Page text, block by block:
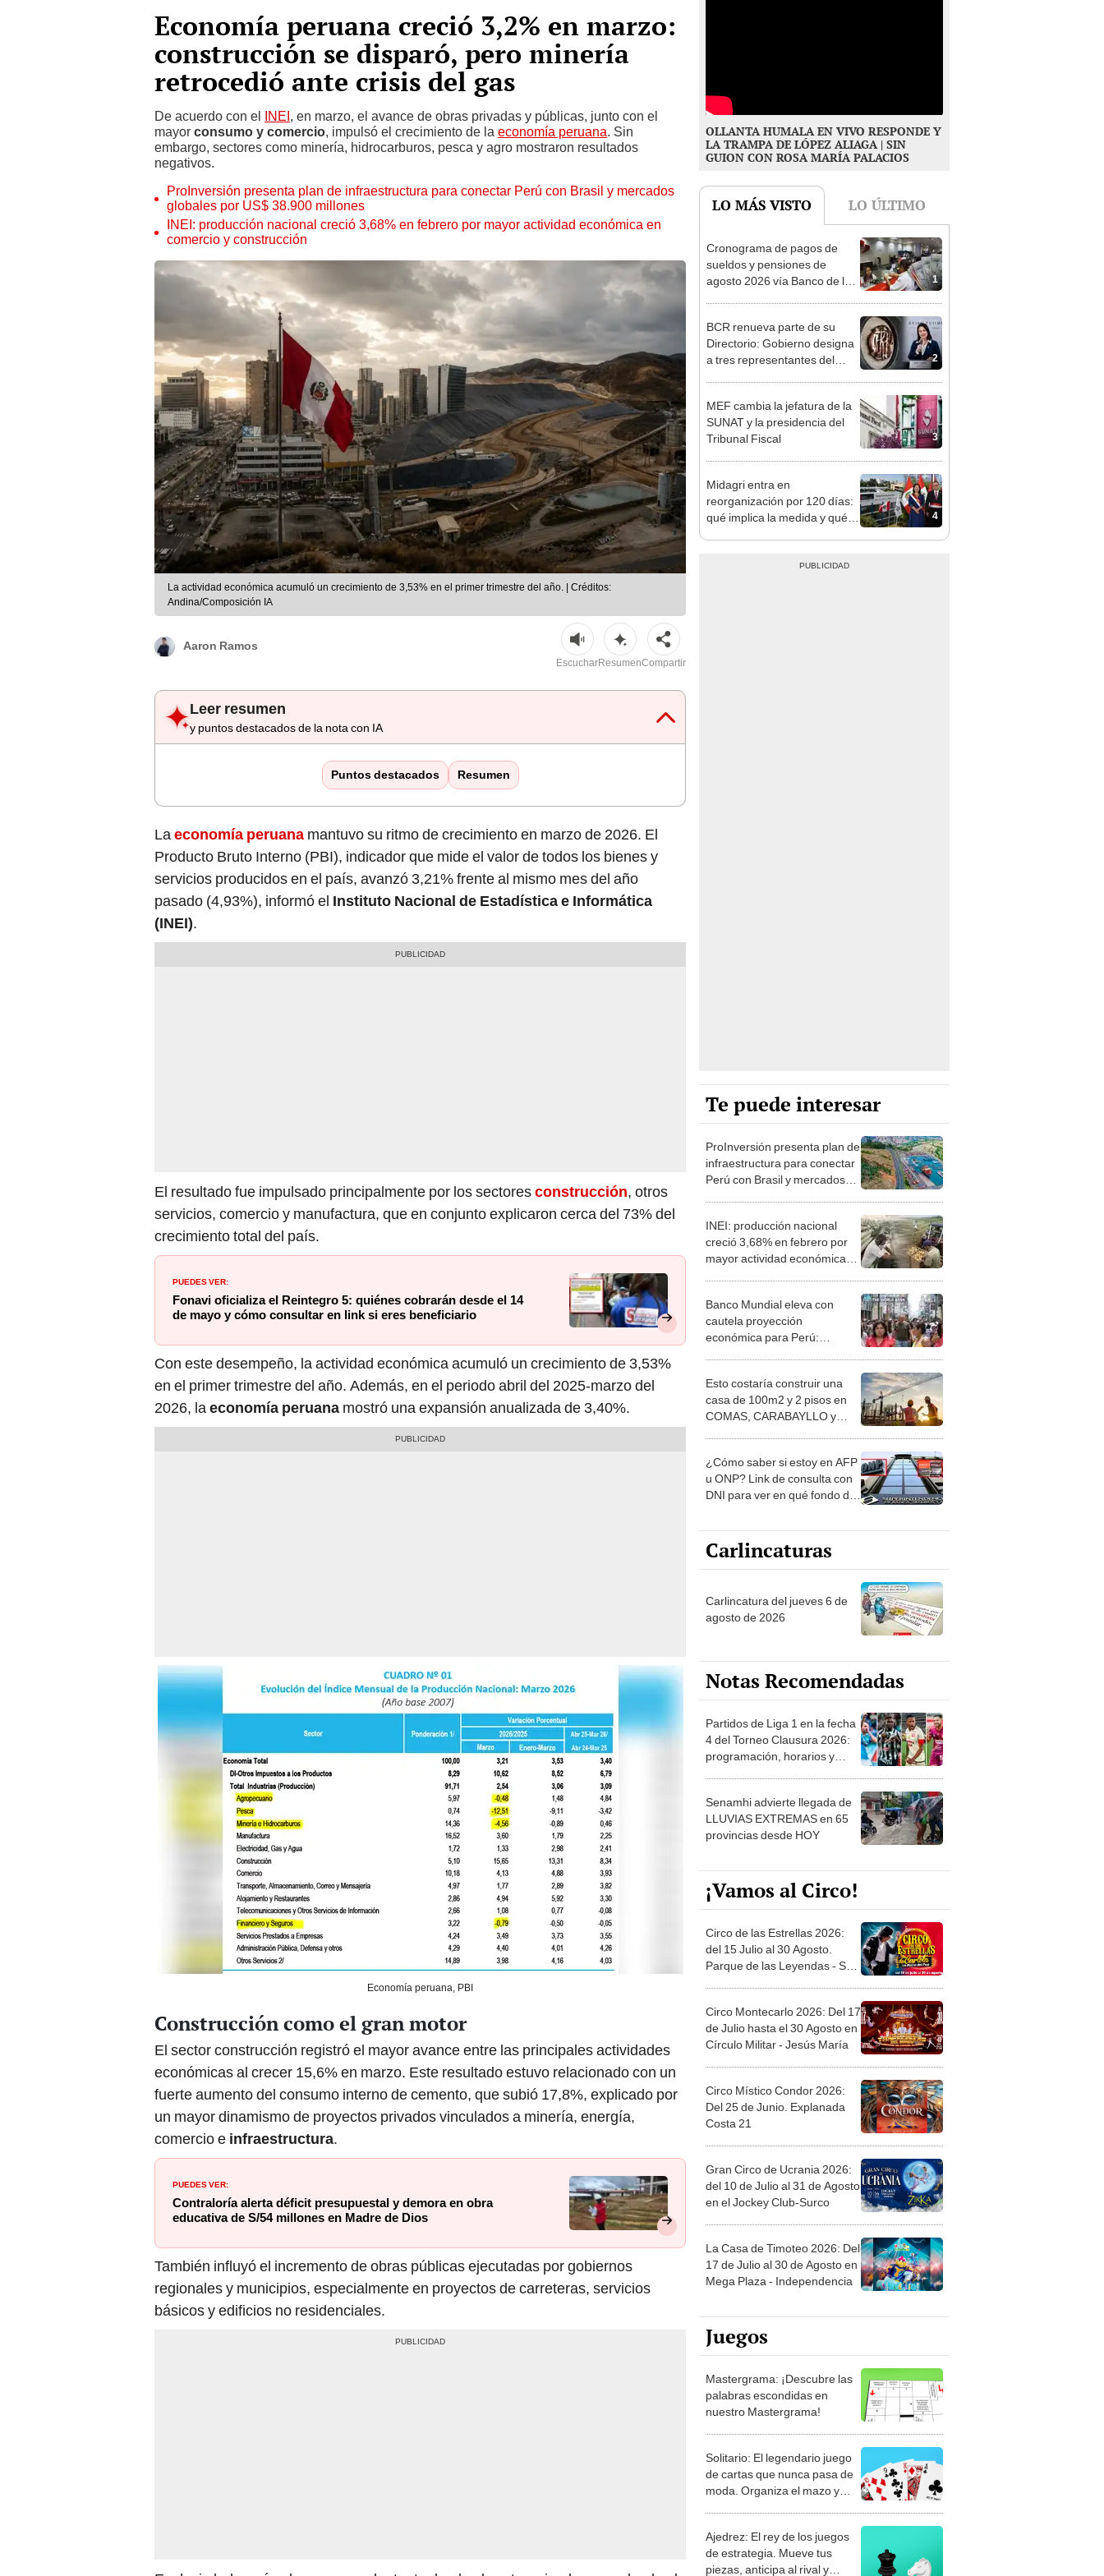
Economía peruana creció 3,2% en marzo:
construcción se disparó, pero minería
retrocedió ante crisis del gas
De acuerdo con el INEI, en marzo, el avance de obras privadas y públicas, junto con el
mayor consumo y comercio, impulsó el crecimiento de la economía peruana. Sin
embargo, sectores como minería, hidrocarburos, pesca y agro mostraron resultados
negativos.
ProInversión presenta plan de infraestructura para conectar Perú con Brasil y mercados
globales por US$ 38.900 millones
INEI: producción nacional creció 3,68% en febrero por mayor actividad económica en
comercio y construcción
La actividad económica acumuló un crecimiento de 3,53% en el primer trimestre del año. | Créditos:
Andina/Composición IA
Aaron Ramos
EscucharResumenCompartir
Leer resumen
y puntos destacados de la nota con IA
Puntos destacados Resumen
Laeconomía peruana mantuvo su ritmo de crecimiento en marzo de 2026. El
Producto Bruto Interno (PBI), indicador que mide el valor de todos los bienes y
servicios producidos en el país, avanzó 3,21% frente al mismo mes del año
pasado (4,93%), informó el Instituto Nacional de Estadística e Informática
(INEI).
El resultado fue impulsado principalmente por los sectoresconstrucción, otros
servicios, comercio y manufactura, que en conjunto explicaron cerca del 73% del
crecimiento total del país.
PUEDES VER:
Fonavi oficializa el Reintegro 5: quiénes cobrarán desde el 14
de mayo y cómo consultar en link si eres beneficiario
Con este desempeño, la actividad económica acumuló un crecimiento de 3,53%
en el primer trimestre del año. Además, en el periodo abril del 2025-marzo del
2026, laeconomía peruana mostró una expansión anualizada de 3,40%.
Economía peruana, PBI
Construcción como el gran motor
El sector construcción registró el mayor avance entre las principales actividades
económicas al crecer 15,6% en marzo. Este resultado estuvo relacionado con un
fuerte aumento del consumo interno de cemento, que subió 17,8%, explicado por
un mayor dinamismo de proyectos privados vinculados a minería, energía,
comercio e infraestructura.
PUEDES VER:
Contraloría alerta déficit presupuestal y demora en obra
educativa de S/54 millones en Madre de Dios
También influyó el incremento de obras públicas ejecutadas por gobiernos
regionales y municipios, especialmente en proyectos de carreteras, servicios
básicos y edificios no residenciales.
OLLANTA HUMALA EN VIVO RESPONDE Y
LA TRAMPA DE LÓPEZ ALIAGA | SIN
GUION CON ROSA MARÍA PALACIOS
LO MÁS VISTO LO ÚLTIMO
1
Cronograma de pagos de
sueldos y pensiones de
agosto 2026 vía Banco de la
2
BCR renueva parte de su
Directorio: Gobierno designa
a tres representantes del
3
MEF cambia la jefatura de la
SUNAT y la presidencia del
Tribunal Fiscal
4
Midagri entra en
reorganización por 120 días:
qué implica la medida y qué
Te puede interesar
ProInversión presenta plan de
infraestructura para conectar
Perú con Brasil y mercados
INEI: producción nacional
creció 3,68% en febrero por
mayor actividad económica
Banco Mundial eleva con
cautela proyección
económica para Perú:
Esto costaría construir una
casa de 100m2 y 2 pisos en
COMAS, CARABAYLLO y
¿Cómo saber si estoy en AFP
u ONP? Link de consulta con
DNI para ver en qué fondo de
Carlincaturas
Carlincatura del jueves 6 de
agosto de 2026
Notas Recomendadas
Partidos de Liga 1 en la fecha
4 del Torneo Clausura 2026:
programación, horarios y
Senamhi advierte llegada de
LLUVIAS EXTREMAS en 65
provincias desde HOY
¡Vamos al Circo!
Circo de las Estrellas 2026:
del 15 Julio al 30 Agosto.
Parque de las Leyendas - San
Circo Montecarlo 2026: Del 17
de Julio hasta el 30 Agosto en
Círculo Militar - Jesús María
Circo Místico Condor 2026:
Del 25 de Junio. Explanada
Costa 21
Gran Circo de Ucrania 2026:
del 10 de Julio al 31 de Agosto
en el Jockey Club-Surco
La Casa de Timoteo 2026: Del
17 de Julio al 30 de Agosto en
Mega Plaza - Independencia
Juegos
Mastergrama: ¡Descubre las
palabras escondidas en
nuestro Mastergrama!
Solitario: El legendario juego
de cartas que nunca pasa de
moda. Organiza el mazo y
Ajedrez: El rey de los juegos
de estrategia. Mueve tus
piezas, anticipa al rival y